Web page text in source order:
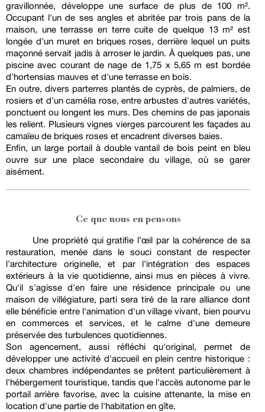
gravillonnée, développe une surface de plus de 100 m².
Occupant l'un de ses angles et abritée par trois pans de la
maison, une terrasse en terre cuite de quelque 13 m² est
longée d'un muret en briques roses, derrière lequel un puits
maçonné servait jadis à arroser le jardin. À quelques pas, une
piscine avec courant de nage de 1,75 x 5,65 m est bordée
d'hortensias mauves et d'une terrasse en bois.
En outre, divers parterres plantés de cyprès, de palmiers, de
rosiers et d'un camélia rose, entre arbustes d'autres variétés,
ponctuent ou longent les murs. Des chemins de pas japonais
les relient. Plusieurs vignes vierges parcourent les façades au
camaïeu de briques roses et encadrent diverses baies.
Enfin, un large portail à double vantail de bois peint en bleu
ouvre sur une place secondaire du village, où se garer
aisément.
Ce que nous en pensons
Une propriété qui gratifie l’œil par la cohérence de sa
restauration, menée dans le souci constant de respecter
l'architecture originelle, et par l'intégration des espaces
extérieurs à la vie quotidienne, ainsi mus en pièces à vivre.
Qu'il s'agisse d'en faire une résidence principale ou une
maison de villégiature, parti sera tiré de la rare alliance dont
elle bénéficie entre l'animation d'un village vivant, bien pourvu
en commerces et services, et le calme d'une demeure
préservée des turbulences quotidiennes.
Son agencement, aussi réfléchi qu'original, permet de
développer une activité d'accueil en plein centre historique :
deux chambres indépendantes se prêtent particulièrement à
l'hébergement touristique, tandis que l'accès autonome par le
portail arrière favorise, avec la cuisine attenante, la mise en
location d'une partie de l'habitation en gîte.